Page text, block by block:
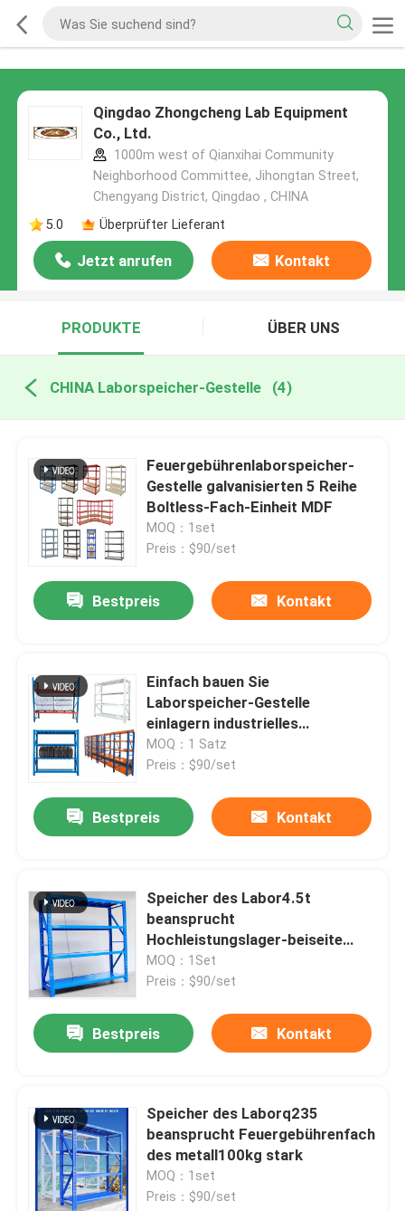
Qingdao Zhongcheng Lab Equipment
Co., Ltd.
1000m west of Qianxihai Community
Neighborhood Committee, Jihongtan Street,
Chengyang District, Qingdao , CHINA
5.0
Überprüfter Lieferant
Jetzt anrufen Kontakt
PRODUKTE ÜBER UNS
CHINA Laborspeicher-Gestelle (4)
Feuergebührenlaborspeicher-
Gestelle galvanisierten 5 Reihe
Boltless-Fach-Einheit MDF
MOQ：1set
Preis：$90/set
Bestpreis Kontakt
Einfach bauen Sie
Laborspeicher-Gestelle
einlagern industrielles
Schwerlastregal zusammen
MOQ：1 Satz
Preis：$90/set
Bestpreis Kontakt
Speicher des Labor4.5t
beansprucht
Hochleistungslager-beiseite
legendes Speicher-Palettenregal
selektives ODM stark
MOQ：1Set
Preis：$90/set
Bestpreis Kontakt
Speicher des Laborq235
beansprucht Feuergebührenfach
des metall100kg stark
MOQ：1set
Preis：$90/set